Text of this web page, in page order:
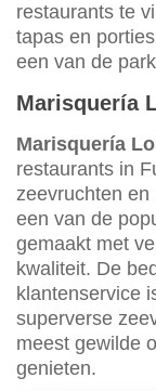
restaurants te
tapas en
een van de
Marisquería
Marisquería
restaurants in
zeevruchten
een van de
gemaakt met
kwaliteit. De
klantenservice
superverse
meest gewilde
genieten.